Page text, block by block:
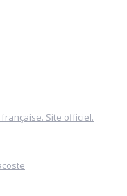
Site officiel.